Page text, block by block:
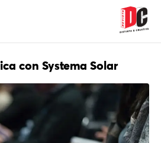
con Systema Solar